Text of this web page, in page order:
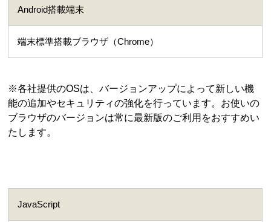
Android搭載端末
端末標準搭載ブラウザ（Chrome）
※各社提供のOSは、バージョンアップによって新しい機
能の追加やセキュリティの強化を行っています。お使いの
ブラウザのバージョンは常に最新版のご利用をおすすめい
たします。
JavaScript